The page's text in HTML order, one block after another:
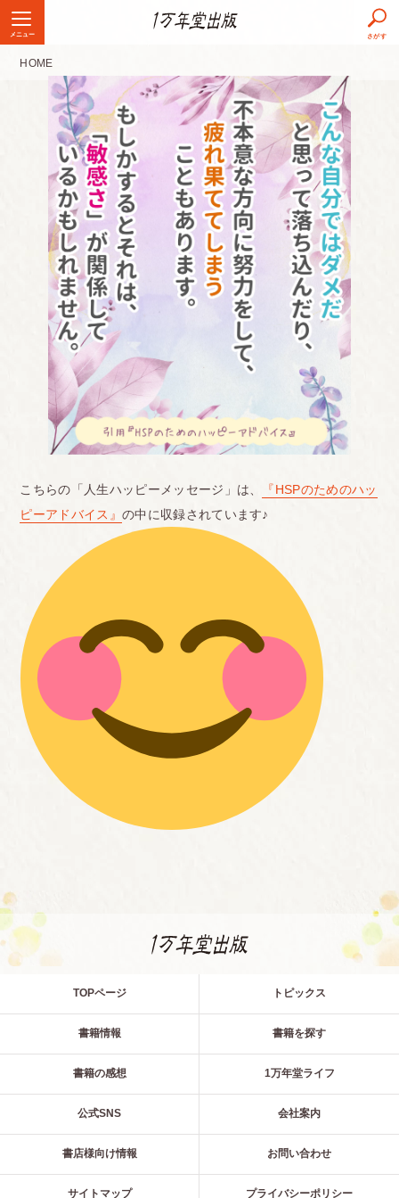
メニュー さがす
HOME
こちらの「人生ハッピーメッセージ」は、
『HSPのためのハッ
ピーアドバイス』 の中に収録されています♪
TOPページ トピックス
書籍情報 書籍を探す
書籍の感想 1万年堂ライフ
公式SNS 会社案内
書店様向け情報 お問い合わせ
サイトマップ プライバシーポリシー